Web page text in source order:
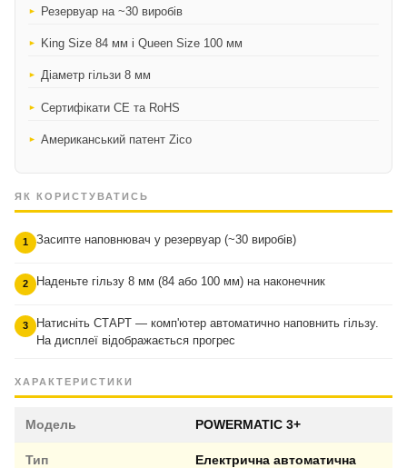
Резервуар на ~30 виробів
King Size 84 мм і Queen Size 100 мм
Діаметр гільзи 8 мм
Сертифікати CE та RoHS
Американський патент Zico
ЯК КОРИСТУВАТИСЬ
1 Засипте наповнювач у резервуар (~30 виробів)
2 Наденьте гільзу 8 мм (84 або 100 мм) на наконечник
3
Натисніть СТАРТ — комп'ютер автоматично наповнить гільзу.
На дисплеї відображається прогрес
ХАРАКТЕРИСТИКИ
Модель POWERMATIC 3+
Тип Електрична автоматична